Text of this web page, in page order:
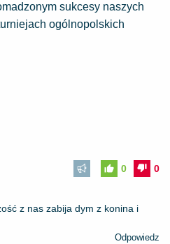
sukcesy naszych
ogólnopolskich
0
0
z nas zabija dym z konina i
Odpowiedz